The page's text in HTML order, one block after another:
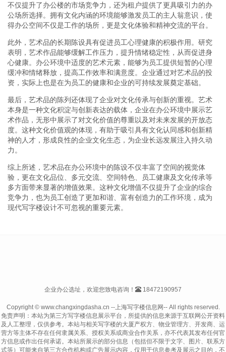
不仅提升了办公楼的市场竞争力，还为租户提供了更具吸引力的办
公场所选择。拥有文化内涵的环境能够激发员工的主人翁意识，使
得办公空间不仅是工作的场所，更是文化体验和精神交流的平台。
此外，艺术品的长期陈设具有促进员工心理健康的积极作用。研究
表明，艺术作品能够缓解工作压力，提升情绪稳定性，从而促进身
心健康。办公环境中适度的艺术元素，能够为员工提供短暂的心理
缓冲和情绪释放，提高工作效率和满意度。企业通过对艺术品的投
资，实际上也是在为员工的健康和企业的可持续发展奠定基础。
最后，艺术品的陈列还体现了企业对文化传承与创新的重视。艺术
本身是一种文化积淀与创新表达的载体，企业在办公环境中展示艺
术作品，无形中展示了对文化价值的尊重以及对未来发展的开放态
度。这种文化价值观的体现，有助于吸引具有文化认同感和创新精
神的人才，形成良性的企业文化生态，为企业长远发展注入持久动
力。
综上所述，艺术品在办公环境中的陈设不仅丰富了空间的视觉体
验，更在文化品位、多元交流、空间特色、员工健康及文化传承等
多方面带来显著的增值效果。这种文化增值不仅提升了企业的综合
竞争力，也为员工创造了更加和谐、富有创造力的工作环境，成为
现代写字楼设计不可忽视的重要元素。
企业办公选址，欢迎您致电咨询！ 18472190957
Copyright © www.changxingdasha.cn --上海写字楼信息网-- All rights reserved.
免责声明：本站为第三方写字楼信息展示平台，所提供的信息来源于互联网公开资料
及人工整理，仅供参考。本站与相关写字楼的大厦产权方、物业管理方、开发商、运
营方等主体不存在任何隶属关系、授权关系或商业合作关系，亦不代表其发布任何官
方信息或作出任何承诺。本站所展示的部分信息（包括但不限于文字、图片、联系方
式等）可能来自第三方合作机构或广告展示内容，仅用于信息参考及展示之目的，不